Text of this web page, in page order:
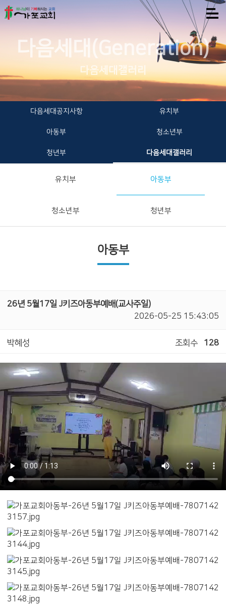
다음세대(Generation)
다음세대갤러리
다음세대공지사항 유치부
아동부 청소년부
청년부 다음세대갤러리
유치부 아동부
청소년부 청년부
아동부
26년 5월17일 J키즈아동부예배(교사주일)
2026-05-25 15:43:05
박혜성 조회수 128